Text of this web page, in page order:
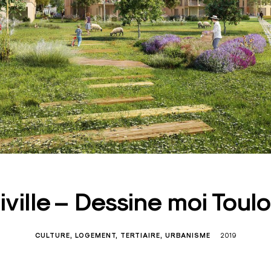
– Dessine moi
CULTURE LOGEMENT TERTIAIRE URBANISME 2019